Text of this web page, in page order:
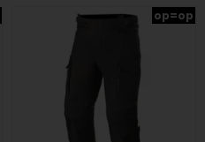
op=op